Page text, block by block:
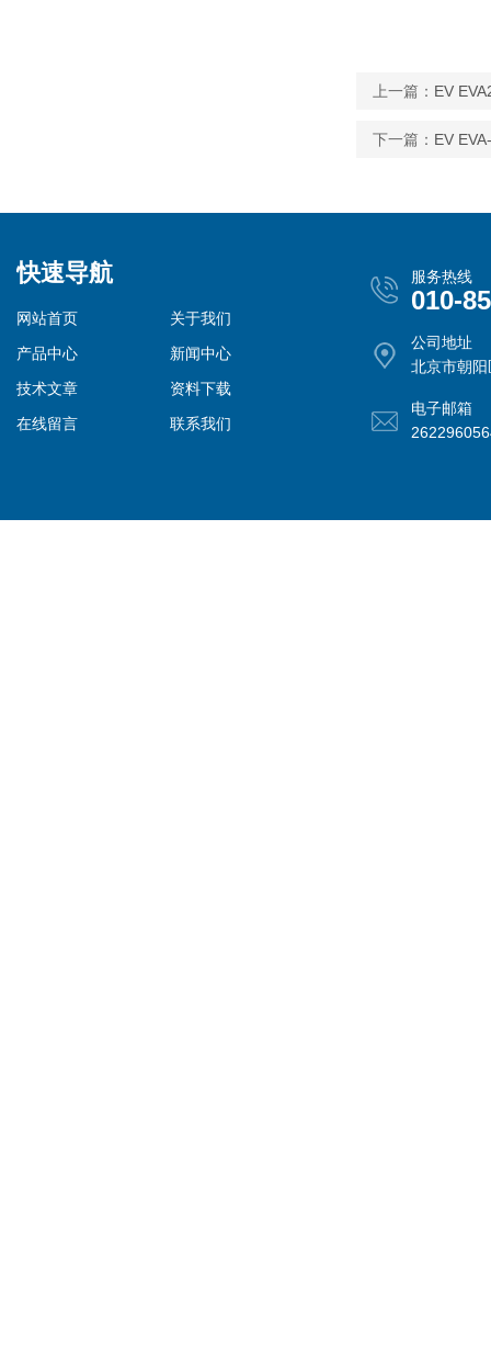
上一篇： EV
下一篇： EV
快速导航
网站首页
关于我们
产品中心
新闻中心
技术文章
资料下载
在线留言
联系我们
服务热线
010-
公司地址
北京市朝
电子邮箱